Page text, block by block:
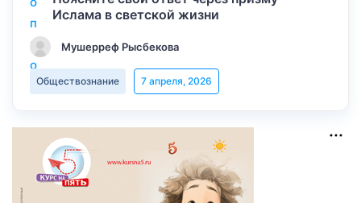
Ислама в светской жизни
Мушерреф Рысбекова
Обществознание 7 апреля, 2026